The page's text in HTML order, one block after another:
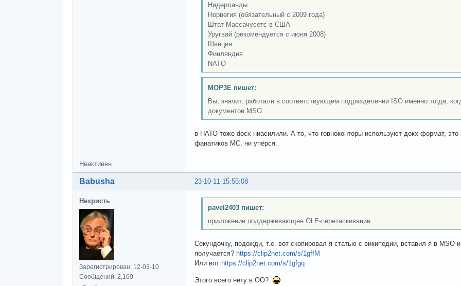
Нидерланды
Норвегия (обязательный с 2009 года)
Штат Массачусетс в США
Уругвай (рекомендуется с июня 2008)
Швеция
Финляндия
NATO
MOP3E пишет:
Вы, значит, работали в соответствующем подразделении ISO именно тогда,
документов MSO.
в НАТО тоже docx ниасилили. А то, что говноконторы используют докх формат,
фанатиков МС, ни упёрся.
Неактивен
23-10-11 15:55:08
Babusha
Нехристь
Зарегистрирован: 12-03-10
Сообщений: 2,160
pavel2403 пишет:
приложение поддерживающее OLE-перетаскивание
Секундочку, подожди, т.е. вот скопировал я статью с википедии, вставил я в
получается? https://clip2net.com/s/1gffM
Или вот https://clip2net.com/s/1gfgq
Этого всего нету в ОО?